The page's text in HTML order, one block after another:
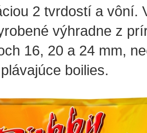
2 tvrdostí a vôní.
výhradne z
16, 20 a 24 mm,
boilies.